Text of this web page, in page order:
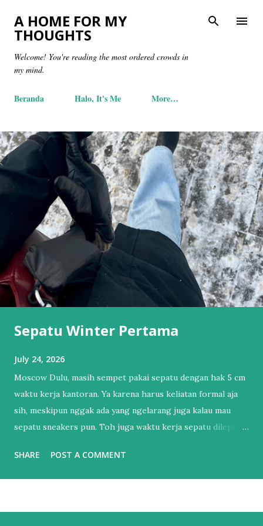
Skip to main content
A HOME FOR MY
THOUGHTS
Welcome! You're reading the most ordered crowds in
my mind.
Beranda Halo, It's Me More…
Sepatu Winter Pertama
July 24, 2026
Moscow Dulu, masih sempet pakai sepatu dengan hak 5 cm
waktu kerja kantoran. Ya karena harus keliatan formal aja
sih, meskipun nggak ada yang ngelarang juga kalau mau
sepatu sneakers pun. Toh juga waktu kerja sepatu dilepas
Setelahnya, bertahun-tahun hanya punya 1 sepatu sneakers
SHARE POST A COMMENT